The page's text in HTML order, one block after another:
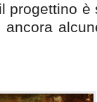
progettino è